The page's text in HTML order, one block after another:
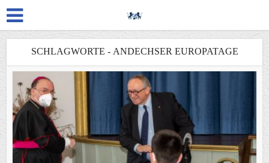
SCHLAGWORTE - ANDECHSER EUROPATAGE